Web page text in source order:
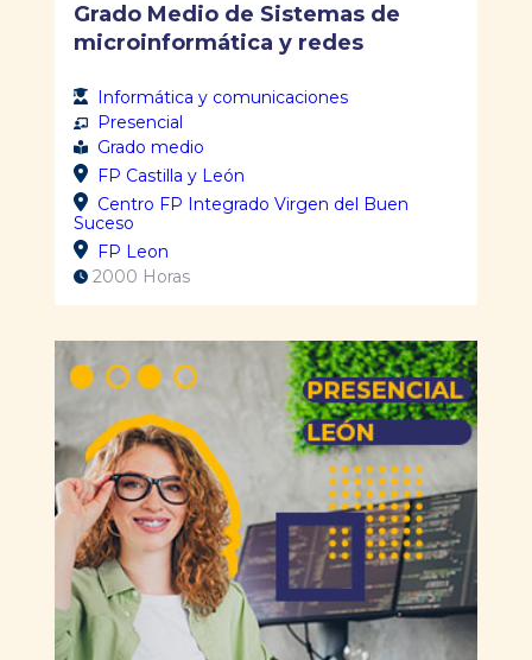
Grado Medio de Sistemas de
microinformática y redes
Informática y comunicaciones
Presencial
Grado medio
FP Castilla y León
Centro FP Integrado Virgen del Buen
Suceso
FP Leon
2000 Horas